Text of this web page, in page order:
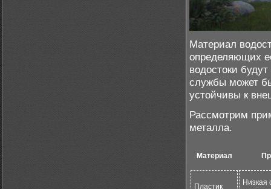
Материал
определяющих
водостоки
службы может
устойчивы к
Рассмотрим
металла.
Материал
Пластик
Низкая